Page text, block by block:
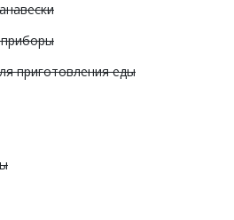
приготовления еды